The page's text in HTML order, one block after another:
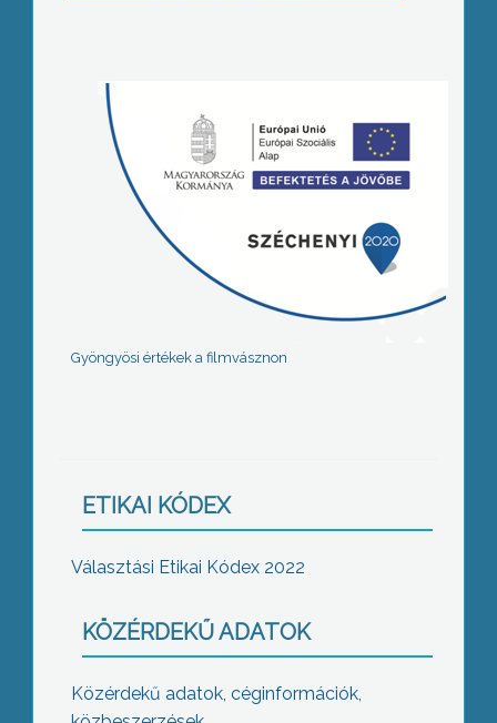
Gyöngyösi értékek a filmvásznon
ETIKAI KÓDEX
Választási Etikai Kódex 2022
KÖZÉRDEKŰ ADATOK
Közérdekű adatok, céginformációk,